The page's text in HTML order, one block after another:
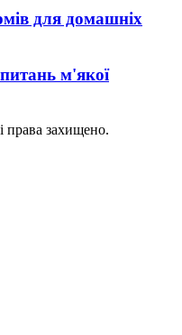
для домашніх
м'якої
права захищено.